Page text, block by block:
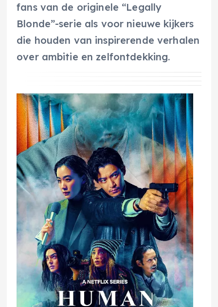
fans van de originele “Legally
Blonde”-serie als voor nieuwe kijkers
die houden van inspirerende verhalen
over ambitie en zelfontdekking.